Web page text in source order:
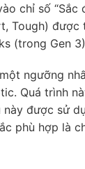
chỉ số
Tough)
(trong Gen
ngưỡng
Quá trình
được sử
phù hợp là